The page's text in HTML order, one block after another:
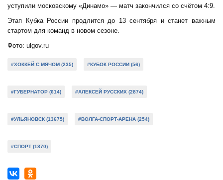
уступили московскому «Динамо» — матч закончился со счётом 4:9.
Этап Кубка России продлится до 13 сентября и станет важным
стартом для команд в новом сезоне.
Фото: ulgov.ru
#ХОККЕЙ С МЯЧОМ (235) #КУБОК РОССИИ (56)
#ГУБЕРНАТОР (614) #АЛЕКСЕЙ РУССКИХ (2874)
#УЛЬЯНОВСК (13675) #ВОЛГА-СПОРТ-АРЕНА (254)
#СПОРТ (1870)